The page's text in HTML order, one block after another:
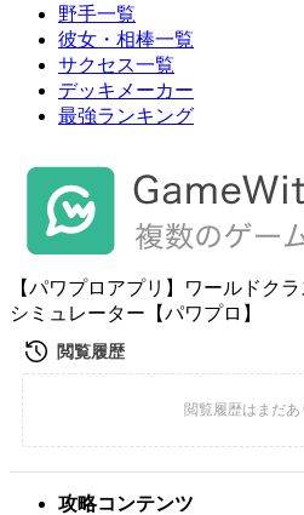
野手一覧
彼女・相棒一覧
サクセス一覧
デッキメーカー
最強ランキング
【パワプロアプリ】ワールドク
シミュレーター【パワプロ】
攻略コンテンツ